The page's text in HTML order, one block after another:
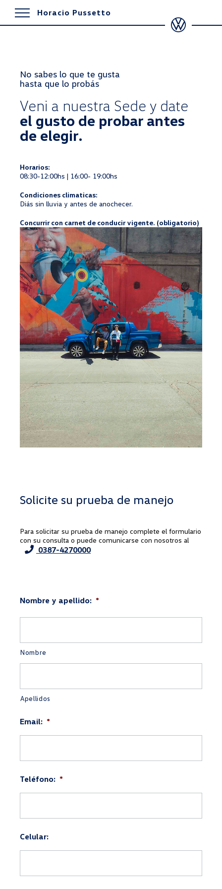
Horacio Pussetto
No sabes lo que te gusta
hasta que lo probás
Veni a nuestra Sede y date
el gusto de probar antes
de elegir.
Horarios:
08:30-12:00hs | 16:00- 19:00hs
Condiciones climaticas:
Diás sin lluvia y antes de anochecer.
Concurrir con carnet de conducir vigente. (obligatorio)
Solicite su prueba de manejo
Para solicitar su prueba de manejo complete el formulario
con su consulta o puede comunicarse con nosotros al
0387-4270000
Nombre y apellido: *
Nombre
Apellidos
Email: *
Teléfono: *
Celular: